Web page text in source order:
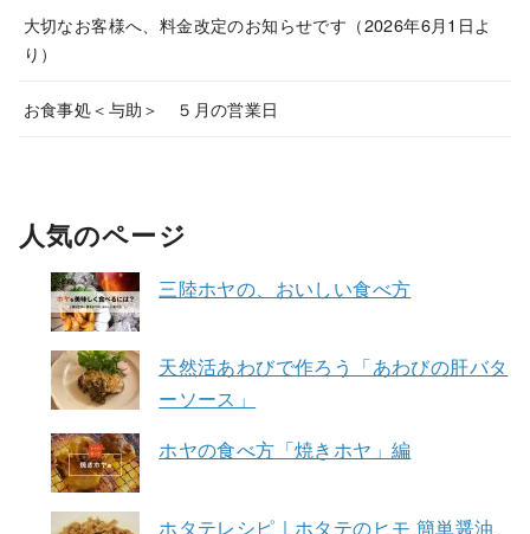
大切なお客様へ、料金改定のお知らせです（2026年6月1日よ
り）
お食事処＜与助＞ ５月の営業日
人気のページ
三陸ホヤの、おいしい食べ方
天然活あわびで作ろう「あわびの肝バタ
ーソース」
ホヤの食べ方「焼きホヤ」編
ホタテレシピ｜ホタテのヒモ 簡単醤油